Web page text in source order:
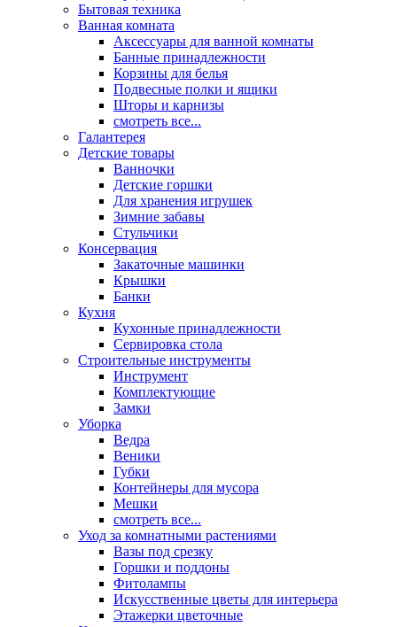
Бытовая техника
Ванная комната
Аксессуары для ванной комнаты
Банные принадлежности
Корзины для белья
Подвесные полки и ящики
Шторы и карнизы
смотреть все...
Галантерея
Детские товары
Ванночки
Детские горшки
Для хранения игрушек
Зимние забавы
Стульчики
Консервация
Закаточные машинки
Крышки
Банки
Кухня
Кухонные принадлежности
Сервировка стола
Строительные инструменты
Инструмент
Комплектующие
Замки
Уборка
Ведра
Веники
Губки
Контейнеры для мусора
Мешки
смотреть все...
Уход за комнатными растениями
Вазы под срезку
Горшки и поддоны
Фитолампы
Искусственные цветы для интерьера
Этажерки цветочные